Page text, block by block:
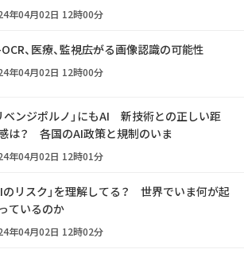
年04月02日 12時00分
、医療、監視――広がる画像認識の可能性
年04月02日 12時00分
ベンジポルノ」にもAI 新技術との正しい距
は？ 各国のAI政策と規制のいま
年04月02日 12時01分
のリスク」を理解してる？ 世界でいま何が起
ているのか
年04月02日 12時02分